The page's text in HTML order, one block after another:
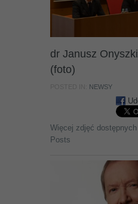
dr Janusz
(foto)
NEWSY
Więcej zdjęć
Posts